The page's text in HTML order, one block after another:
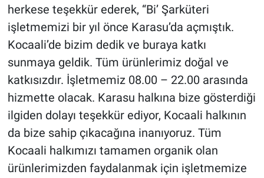
herkese teşekkür ederek, “Bi’ Şarküteri
işletmemizi bir yıl önce Karasu’da açmıştık.
Kocaali’de bizim dedik ve buraya katkı
sunmaya geldik. Tüm ürünlerimiz doğal ve
katkısızdır. İşletmemiz 08.00 – 22.00 arasında
hizmette olacak. Karasu halkına bize gösterdiği
ilgiden dolayı teşekkür ediyor, Kocaali halkının
da bize sahip çıkacağına inanıyoruz. Tüm
Kocaali halkımızı tamamen organik olan
ürünlerimizden faydalanmak için işletmemize